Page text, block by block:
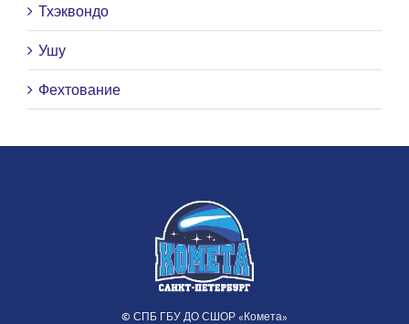
Тхэквондо
Ушу
Фехтование
© СПБ ГБУ ДО СШОР «Комета»